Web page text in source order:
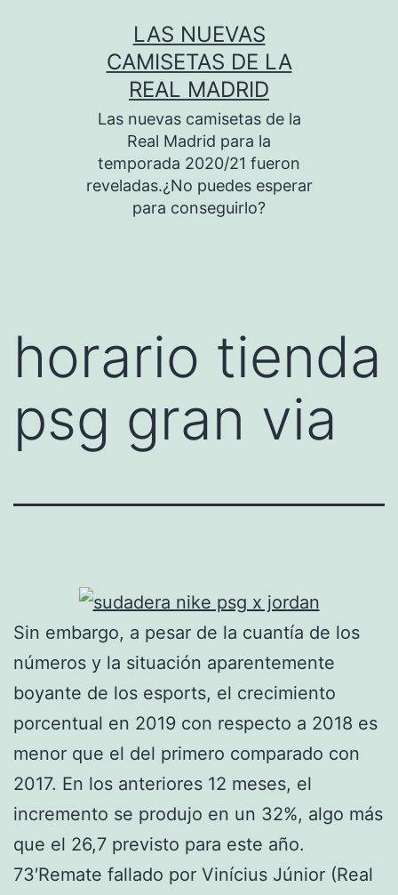
LAS NUEVAS
CAMISETAS DE LA
REAL MADRID
Las nuevas camisetas de la
Real Madrid para la
temporada 2020/21 fueron
reveladas.¿No puedes esperar
para conseguirlo?
horario tienda
psg gran via
Sin embargo, a pesar de la cuantía de los
números y la situación aparentemente
boyante de los esports, el crecimiento
porcentual en 2019 con respecto a 2018 es
menor que el del primero comparado con
2017. En los anteriores 12 meses, el
incremento se produjo en un 32%, algo más
que el 26,7 previsto para este año.
73′Remate fallado por Vinícius Júnior (Real